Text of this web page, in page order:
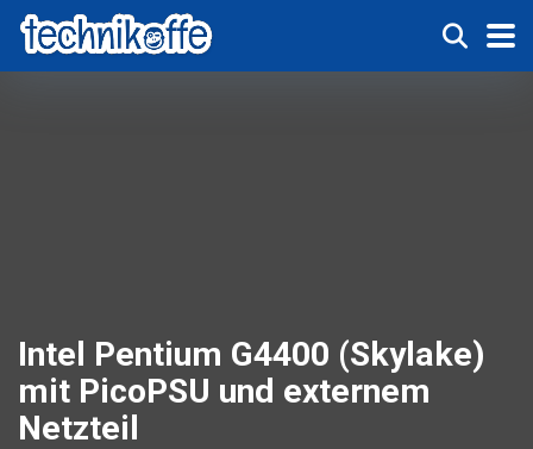
Intel Pentium G4400 (Skylake)
mit PicoPSU und externem
Netzteil